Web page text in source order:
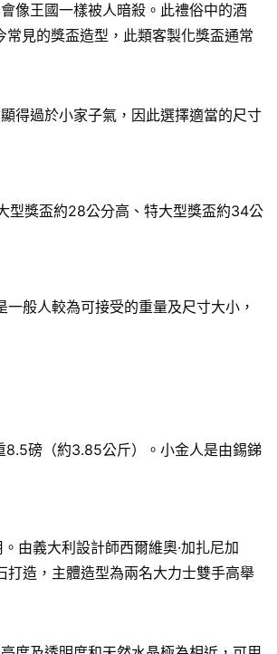
像王國一樣被人暗殺。此禮俗中的酒
見的獎盃造型，此類客製化獎盃通常
得過於小家子氣，因此選擇適當的尺寸
型獎盃約28公分高、特大型獎盃約34公
般人較為可接受的重量及尺寸大小，
磅（約3.85公斤）。小金人是由錫銻
由義大利設計師西爾維奧·加扎尼加
打造，主體造型為兩名大力士雙手高舉